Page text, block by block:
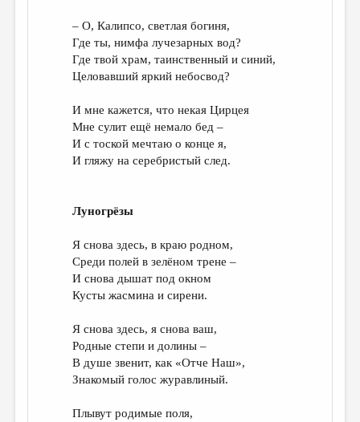
– О, Калипсо, светлая богиня,
Где ты, нимфа лучезарных вод?
Где твой храм, таинственный и синий,
Целовавший яркий небосвод?
И мне кажется, что некая Цирцея
Мне сулит ещё немало бед –
И с тоской мечтаю о конце я,
И гляжу на серебристый след.
Луногрёзы
Я снова здесь, в краю родном,
Среди полей в зелёном трене –
И снова дышат под окном
Кусты жасмина и сирени.
Я снова здесь, я снова ваш,
Родные степи и долины –
В душе звенит, как «Отче Наш»,
Знакомый голос журавлиный.
Плывут родимые поля,